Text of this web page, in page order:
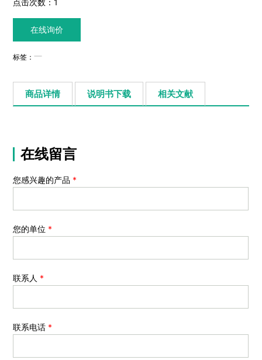
点击次数：1
在线询价
标签：
商品详情 说明书下载 相关文献
在线留言
您感兴趣的产品 *
您的单位 *
联系人 *
联系电话 *